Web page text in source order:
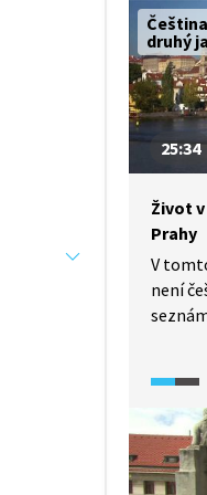
v
blíží
což
Příběh
podařilo.
druhý
25:34
Život
Prahy
V
není
České
pro